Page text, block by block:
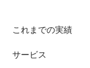
これまでの実績
サービス